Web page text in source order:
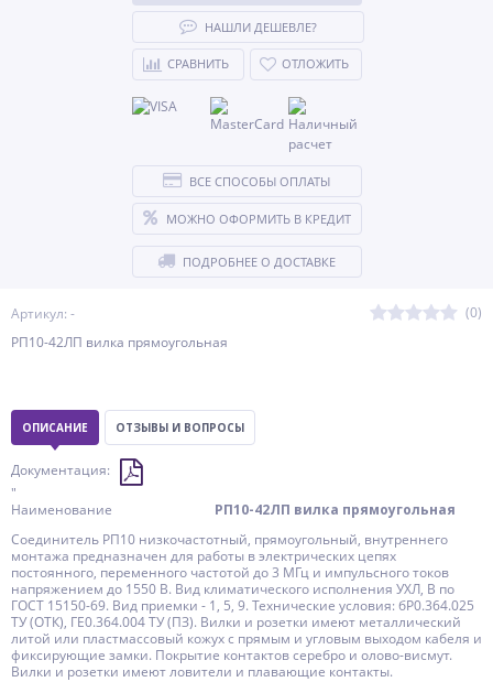
Артикул: -
(0)
РП10-42ЛП вилка прямоугольная
НАШЛИ ДЕШЕВЛЕ?
СРАВНИТЬ ОТЛОЖИТЬ
ВСЕ СПОСОБЫ ОПЛАТЫ
МОЖНО ОФОРМИТЬ В КРЕДИТ
ПОДРОБНЕЕ О ДОСТАВКЕ
ОПИСАНИЕ ОТЗЫВЫ И ВОПРОСЫ
Документация:
"
Наименование РП10-42ЛП вилка прямоугольная
Соединитель РП10 низкочастотный, прямоугольный, внутреннего
монтажа предназначен для работы в электрических цепях
постоянного, переменного частотой до 3 МГц и импульсного токов
напряжением до 1550 В. Вид климатического исполнения УХЛ, В по
ГОСТ 15150-69. Вид приемки - 1, 5, 9. Технические условия: бР0.364.025
ТУ (ОТК), ГЕ0.364.004 ТУ (ПЗ). Вилки и розетки имеют металлический
литой или пластмассовый кожух с прямым и угловым выходом кабеля и
фиксирующие замки. Покрытие контактов серебро и олово-висмут.
Вилки и розетки имеют ловители и плавающие контакты.